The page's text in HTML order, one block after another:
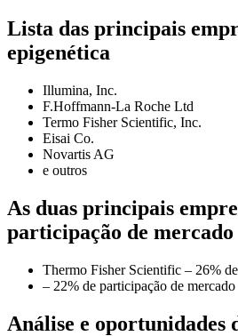
Lista das principais
epigenética
Illumina, Inc.
F.Hoffmann-La Roche Ltd
Termo Fisher Scientific, Inc.
Eisai Co.
Novartis AG
e outros
As duas principais
participação de mercado
Thermo Fisher Scientific – 26%
– 22% de participação de mercado
Análise e oportunidades